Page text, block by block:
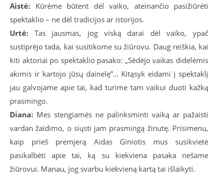
Aistė: Kūrėme būtent dėl vaiko, ateinančio pasižiūrėti
spektaklio – ne dėl tradicijos ar istorijos.
Urtė: Tas jausmas, jog viską darai dėl vaiko, ypač
sustiprėjo tada, kai susitikome su žiūrovu. Daug reiškia, kai
kiti aktoriai po spektaklio pasako: „Sėdėjo vaikas didelėmis
akimis ir kartojo jūsų dainelę”… Kitąsyk eidami į spektaklį
jau galvojame apie tai, kad turime tam vaikui duoti kažką
prasmingo.
Diana: Mes stengiamės ne palinksminti vaiką ar pažaisti
vardan žaidimo, o siųsti jam prasmingą žinutę. Prisimenu,
kaip prieš premjerą Aidas Giniotis mus susikvietė
pasikalbėti apie tai, ką su kiekviena pasaka nešame
žiūrovui. Manau, jog svarbu kiekvieną kartą tai išlaikyti.